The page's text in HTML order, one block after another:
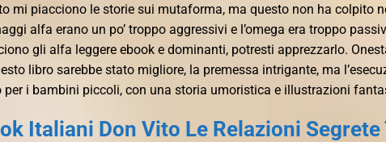
mi piacciono le storie sui mutaforma, ma questo non ha colpito
alfa erano un po’ troppo aggressivi e l’omega era troppo
gli alfa leggere ebook e dominanti, potresti apprezzarlo.
libro sarebbe stato migliore, la premessa intrigante, ma
per i bambini piccoli, con una storia umoristica e illustrazioni
Italiani Don Vito Le Relazioni Segrete